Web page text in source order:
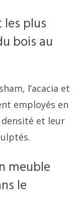
plus
bois au
l’acacia et
employés en
et leur
meuble
le